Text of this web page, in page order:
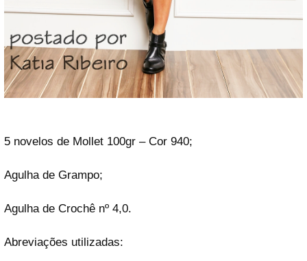
5 novelos de Mollet 100gr – Cor 940;
Agulha de Grampo;
Agulha de Crochê nº 4,0.
Abreviações utilizadas: